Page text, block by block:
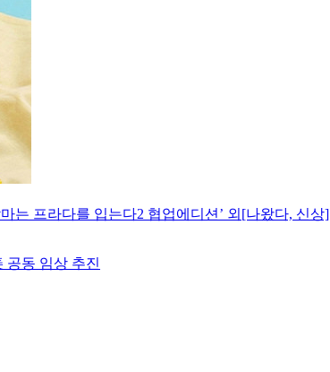
는 프라다를 입는다2 협업에디션’ 외[나왔다, 신상]
공동 임상 추진